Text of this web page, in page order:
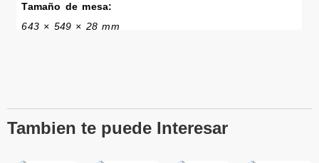
Tamaño de mesa:
643 × 549 × 28 mm
Tambien te puede Interesar